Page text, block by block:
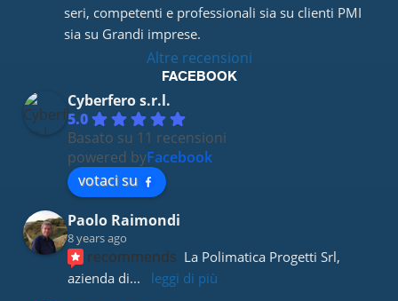
seri, competenti e professionali sia su clienti PMI
sia su Grandi imprese.
Altre recensioni
FACEBOOK
Cyberfero s.r.l.
5.0
Basato su 11 recensioni
powered byFacebook
votaci su
Paolo Raimondi
8 years ago
recommends La Polimatica Progetti Srl,
azienda di... leggi di più